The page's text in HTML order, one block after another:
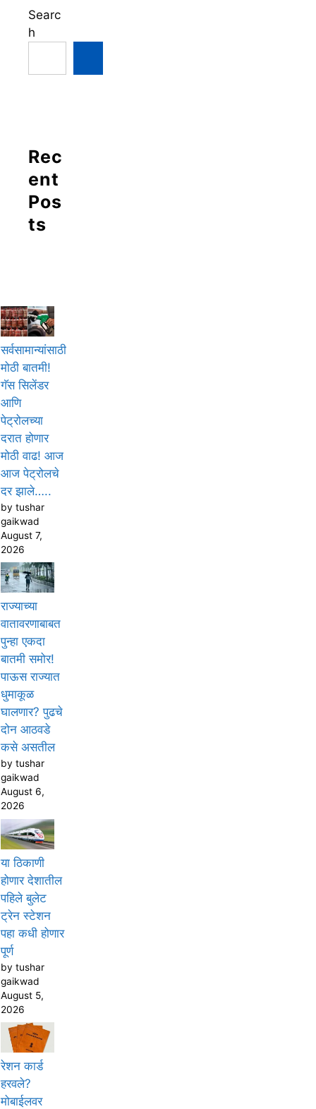
Searc
h
Rec
ent
Pos
ts
सर्वसामान्यांसाठी
मोठी बातमी!
गॅस सिलेंडर
आणि
पेट्रोलच्या
दरात होणार
मोठी वाढ! आज
आज पेट्रोलचे
दर झाले…..
by tushar
gaikwad
August 7,
2026
राज्याच्या
वातावरणाबाबत
पुन्हा एकदा
बातमी समोर!
पाऊस राज्यात
धुमाकूळ
घालणार? पुढचे
दोन आठवडे
कसे असतील
by tushar
gaikwad
August 6,
2026
या ठिकाणी
होणार देशातील
पहिले बुलेट
ट्रेन स्टेशन
पहा कधी होणार
पूर्ण
by tushar
gaikwad
August 5,
2026
रेशन कार्ड
हरवले?
मोबाईलवर